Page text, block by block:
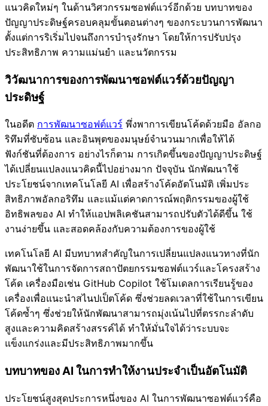
แนวคิดใหม่ๆ ในด้านวิศวกรรมซอฟต์แวร์อีกด้วย บทบาทของ
ปัญญาประดิษฐ์ครอบคลุมขั้นตอนต่างๆ ของกระบวนการพัฒนา
ตั้งแต่การริเริ่มไปจนถึงการบำรุงรักษา โดยให้การปรับปรุง
ประสิทธิภาพ ความแม่นยำ และนวัตกรรม
วิวัฒนาการของการพัฒนาซอฟต์แวร์ด้วยปัญญา
ประดิษฐ์
ในอดีต การพัฒนาซอฟต์แวร์ พึ่งพาการเขียนโค้ดด้วยมือ อัลกอ
ริทึมที่ซับซ้อน และอินพุตของมนุษย์จำนวนมากเพื่อให้ได้
ฟังก์ชันที่ต้องการ อย่างไรก็ตาม การเกิดขึ้นของปัญญาประดิษฐ์
ได้เปลี่ยนแปลงแนวคิดนี้ไปอย่างมาก ปัจจุบัน นักพัฒนาใช้
ประโยชน์จากเทคโนโลยี AI เพื่อสร้างโค้ดอัตโนมัติ เพิ่มประ
สิทธิภาพอัลกอริทึม และแม้แต่คาดการณ์พฤติกรรมของผู้ใช้
อิทธิพลของ AI ทำให้แอปพลิเคชันสามารถปรับตัวได้ดีขึ้น ใช้
งานง่ายขึ้น และสอดคล้องกับความต้องการของผู้ใช้
เทคโนโลยี AI มีบทบาทสำคัญในการเปลี่ยนแปลงแนวทางที่นัก
พัฒนาใช้ในการจัดการสถาปัตยกรรมซอฟต์แวร์และโครงสร้าง
โค้ด เครื่องมือเช่น GitHub Copilot ใช้โมเดลการเรียนรู้ของ
เครื่องเพื่อแนะนำสไนปเป็ตโค้ด ซึ่งช่วยลดเวลาที่ใช้ในการเขียน
โค้ดซ้ำๆ ซึ่งช่วยให้นักพัฒนาสามารถมุ่งเน้นไปที่ตรรกะลำดับ
สูงและความคิดสร้างสรรค์ได้ ทำให้มั่นใจได้ว่าระบบจะ
แข็งแกร่งและมีประสิทธิภาพมากขึ้น
บทบาทของ AI ในการทำให้งานประจำเป็นอัตโนมัติ
ประโยชน์สูงสุดประการหนึ่งของ AI ในการพัฒนาซอฟต์แวร์คือ